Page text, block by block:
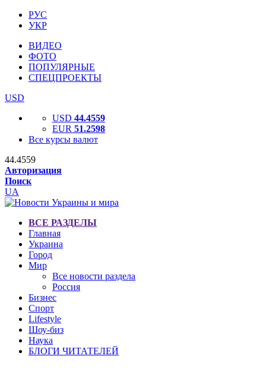
РУС
УКР
ВИДЕО
ФОТО
ПОПУЛЯРНЫЕ
СПЕЦПРОЕКТЫ
USD
USD 44.4559
EUR 51.2598
Все курсы валют
44.4559
Авторизация
Поиск
UA
ВСЕ РАЗДЕЛЫ
Главная
Украина
Город
Мир
Все новости раздела
Россия
Бизнес
Спорт
Lifestyle
Шоу-биз
Наука
БЛОГИ ЧИТАТЕЛЕЙ